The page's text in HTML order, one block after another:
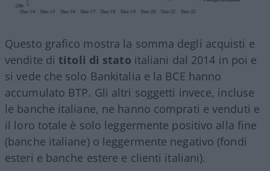
Questo grafico mostra la somma degli acquisti e
vendite dititoli di stato italiani dal 2014 in poi e
si vede che solo Bankitalia e la BCE hanno
accumulato BTP. Gli altri soggetti invece, incluse
le banche italiane, ne hanno comprati e venduti e
il loro totale è solo leggermente positivo alla fine
(banche italiane) o leggermente negativo (fondi
esteri e banche estere e clienti italiani).